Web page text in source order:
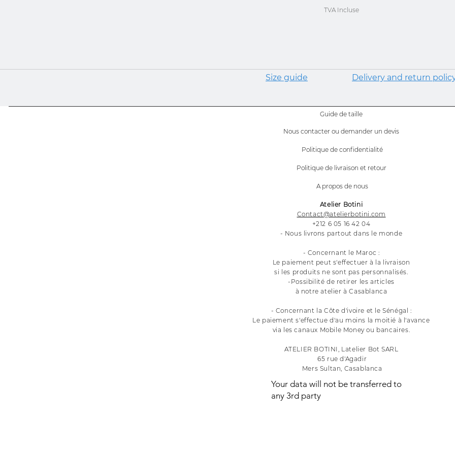
TVA Incluse
Size guide Delivery and return
Guide de taille
Nous contacter ou demander un devis
Politique de confidentialité
Politique de livraison et retour
A propos de nous
Atelier Botini
Contact@atelierbotini.com
+212 6 05 16 42 04
- Nous livrons partout dans le monde
- Concernant le Maroc :
Le paiement peut s'effectuer à la livraison
si les produits ne sont pas personnalisés.
-Possibilité de retirer les articles
à notre atelier à Casablanca
- Concernant la Côte d'ivoire et le Sénégal :
Le paiement s'effectue d'au moins la moitié à l'avance
via les canaux Mobile Money ou bancaires.
ATELIER BOTINI, Latelier Bot SARL
65 rue d'Agadir
Mers Sultan, Casablanca
Your data will not be transferred to
any 3rd party